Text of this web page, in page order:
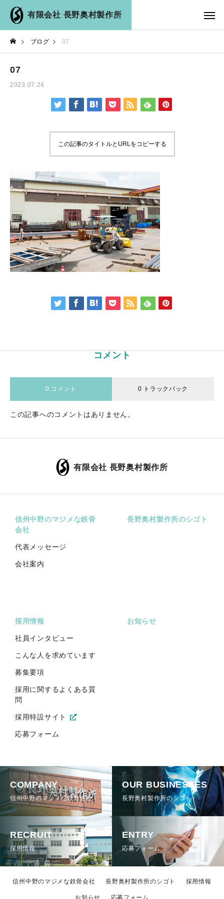
有限会社 長野奥村製作所
ブログ 07
07
2023.07.24
この記事のタイトルとURLをコピーする
コメント
0 コメント 0 トラックバック
この記事へのコメントはありません。
有限会社 長野奥村製作所
信州中野のマジメな鉄骨
会社
代表メッセージ
会社案内
長野奥村製作所のシゴト
採用情報
社員インタビュー
こんな人を求めています
募集要項
採用に関するよくある質
問
採用特設サイト
応募フォーム
お知らせ
COMPANY
信州中野のマジメな鉄骨会社
OUR BUSINESSES
長野奥村製作所のシゴト
RECRUIT
採用情報
ENTRY
応募フォーム
信州中野のマジメな鉄骨会社 長野奥村製作所のシゴト 採用情報
お知らせ 応募フォーム